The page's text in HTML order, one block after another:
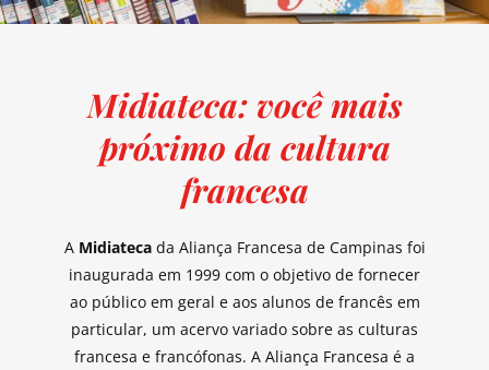
Midiateca: você mais
próximo da cultura
francesa
A Midiatecada Aliança Francesa de Campinas foi
inaugurada em 1999 com o objetivo de fornecer
ao público em geral e aos alunos de francês em
particular, um acervo variado sobre as culturas
francesa e francófonas. A Aliança Francesa é a